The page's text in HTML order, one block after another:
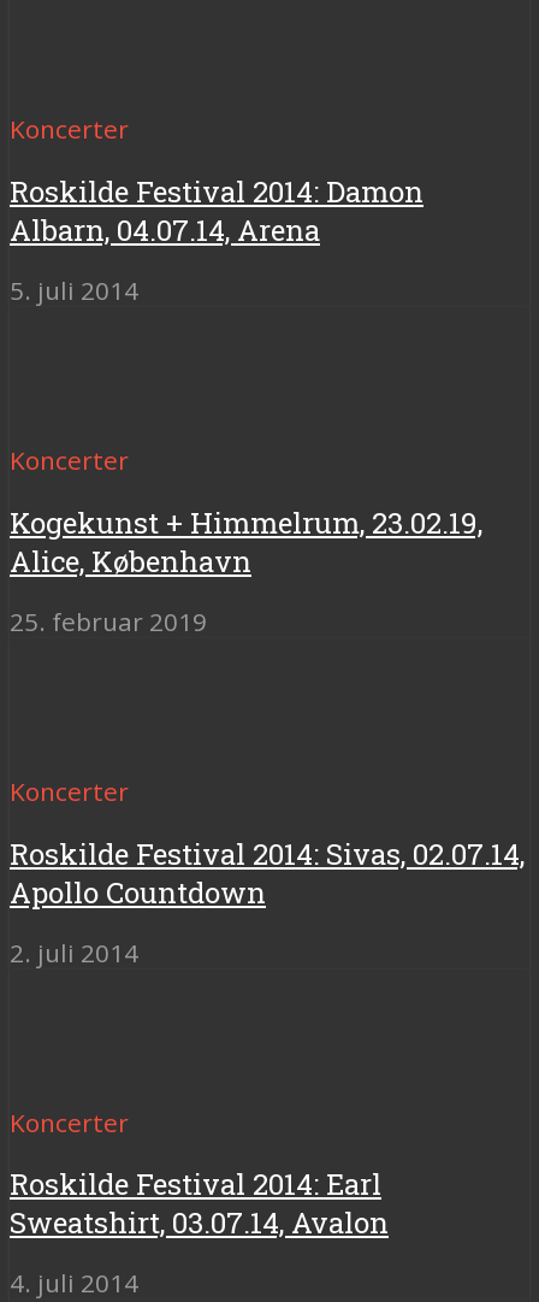
Koncerter
Roskilde Festival 2014: Damon
Albarn, 04.07.14, Arena
5. juli 2014
Koncerter
Kogekunst + Himmelrum, 23.02.19,
Alice, København
25. februar 2019
Koncerter
Roskilde Festival 2014: Sivas, 02.07.14,
Apollo Countdown
2. juli 2014
Koncerter
Roskilde Festival 2014: Earl
Sweatshirt, 03.07.14, Avalon
4. juli 2014